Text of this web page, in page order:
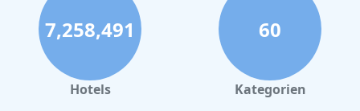
7,258,491
Hotels
60
Kategorien